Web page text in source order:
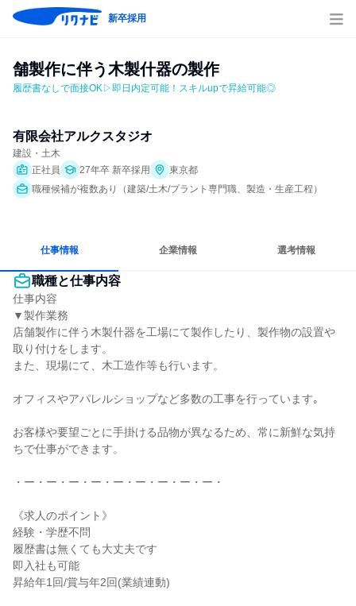
新卒採用
舗製作に伴う木製什器の製作
履歴書なしで面接OK▷即日内定可能！スキルupで昇給可能◎
有限会社アルクスタジオ
建設・土木
正社員
27年卒 新卒採用
東京都
職種候補が複数あり（建築/土木/プラント専門職、製造・生産工程）
仕事情報 企業情報 選考情報
職種と仕事内容
仕事内容
▼製作業務
店舗製作に伴う木製什器を工場にて製作したり、製作物の設置や
取り付けをします。
また、現場にて、木工造作等も行います。
オフィスやアパレルショップなど多数の工事を行っています｡
お客様や要望ごとに手掛ける品物が異なるため、常に新鮮な気持
ちで仕事ができます。
・ー・ー・ー・ー・ー・ー・ー・ー・ー・
《求人のポイント》
経験・学歴不問
履歴書は無くても大丈夫です
即入社も可能
昇給年1回/賞与年2回(業績連動)